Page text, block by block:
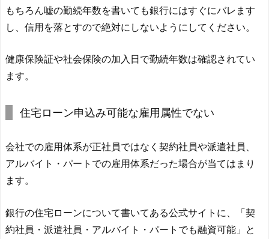
もちろん嘘の勤続年数を書いても銀行にはすぐにバレます
し、信用を落とすので絶対にしないようにしてください。
健康保険証や社会保険の加入日で勤続年数は確認されてい
ます。
住宅ローン申込み可能な雇用属性でない
会社での雇用体系が正社員ではなく契約社員や派遣社員、
アルバイト・パートでの雇用体系だった場合が当てはまり
ます。
銀行の住宅ローンについて書いてある公式サイトに、「契
約社員・派遣社員・アルバイト・パートでも融資可能」と